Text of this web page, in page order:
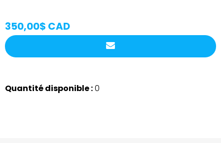
350,00$ CAD
Quantité disponible :0